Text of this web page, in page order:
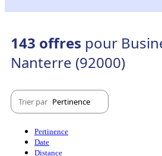
143 offres pour
Nanterre (92000)
Trier par Pertinence
Pertinence
Date
Distance